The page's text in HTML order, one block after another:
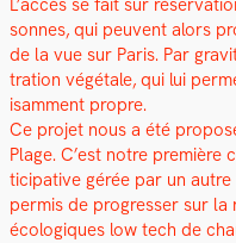
L’accès se fait sur
son­nes, qui peu­vent alors
de la vue sur Paris. Par
tra­tion végé­tale, qui lui
isam­ment pro­pre.
Ce pro­jet nous a été
Plage. C’est notre
tic­i­pa­tive gérée par un
per­mis de pro­gress­er sur
écologiques low tech de